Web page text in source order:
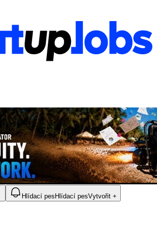
Hlídací pes Hlídací pesVytvořit +